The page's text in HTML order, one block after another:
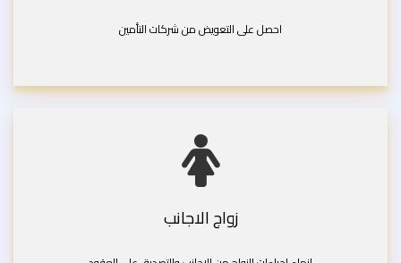
احصل على التعويض من شركات التأمين
زواج الاجانب